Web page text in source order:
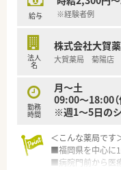
給与 ※経験者例
法人
名
株式会社大賀
大賀薬局 菊陽店
勤務
時間
月～土
09:00～18:00（
※週1～5日の
＜こんな薬局です
■福岡県を中心に
■病院門前から医